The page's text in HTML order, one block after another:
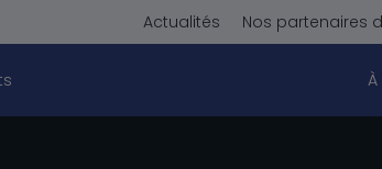
Actualités Nos partenaires